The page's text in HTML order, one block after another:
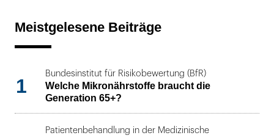
Meistgelesene Beiträge
1
Bundesinstitut für Risikobewertung (BfR)
Welche Mikronährstoffe braucht die
Generation 65+?
Patientenbehandlung in der Medizinische